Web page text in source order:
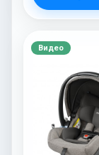
Видео